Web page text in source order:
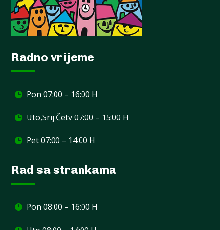
Radno vrijeme
Pon 07:00 – 16:00 H
Uto,Srij,Četv 07:00 – 15:00 H
Pet 07:00 – 14:00 H
Rad sa strankama
Pon 08:00 – 16:00 H